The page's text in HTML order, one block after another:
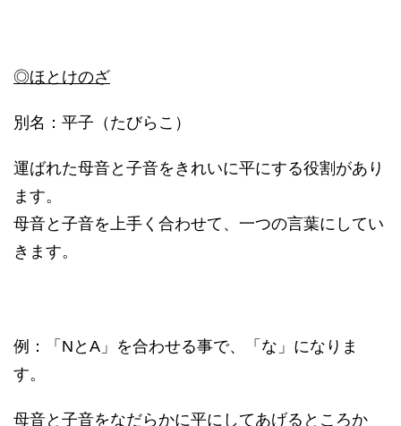
◎ほとけのざ
別名：平子（たびらこ）
運ばれた母音と子音をきれいに平にする役割があり
ます。
母音と子音を上手く合わせて、一つの言葉にしてい
きます。
例：「NとA」を合わせる事で、「な」になりま
す。
母音と子音をなだらかに平にしてあげるところか